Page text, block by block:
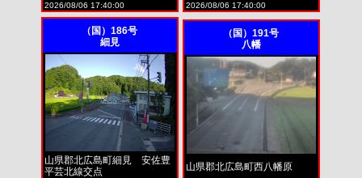
2026/08/06 17:40:00 2026/08/06 17:40:00
（国）186号
細見
山県郡北広島町細見 安佐豊
平芸北線交点
（国）191号
八幡
山県郡北広島町西八幡原